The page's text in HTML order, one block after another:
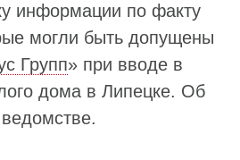
информации по факту
могли быть допущены
Групп» при вводе в
дома в Липецке. Об